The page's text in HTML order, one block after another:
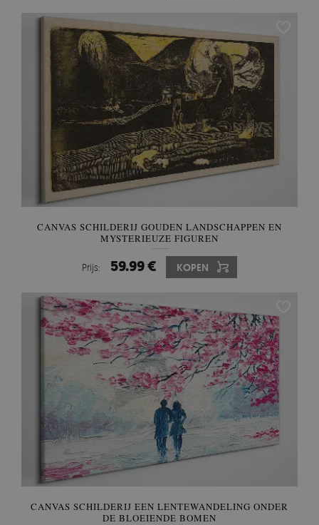
CANVAS SCHILDERIJ GOUDEN LANDSCHAPPEN EN
MYSTERIEUZE FIGUREN
Prijs: 59.99 € KOPEN
CANVAS SCHILDERIJ EEN LENTEWANDELING ONDER
DE BLOEIENDE BOMEN